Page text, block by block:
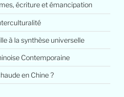
écriture et émancipation
à la synthèse universelle
Contemporaine
en Chine ?